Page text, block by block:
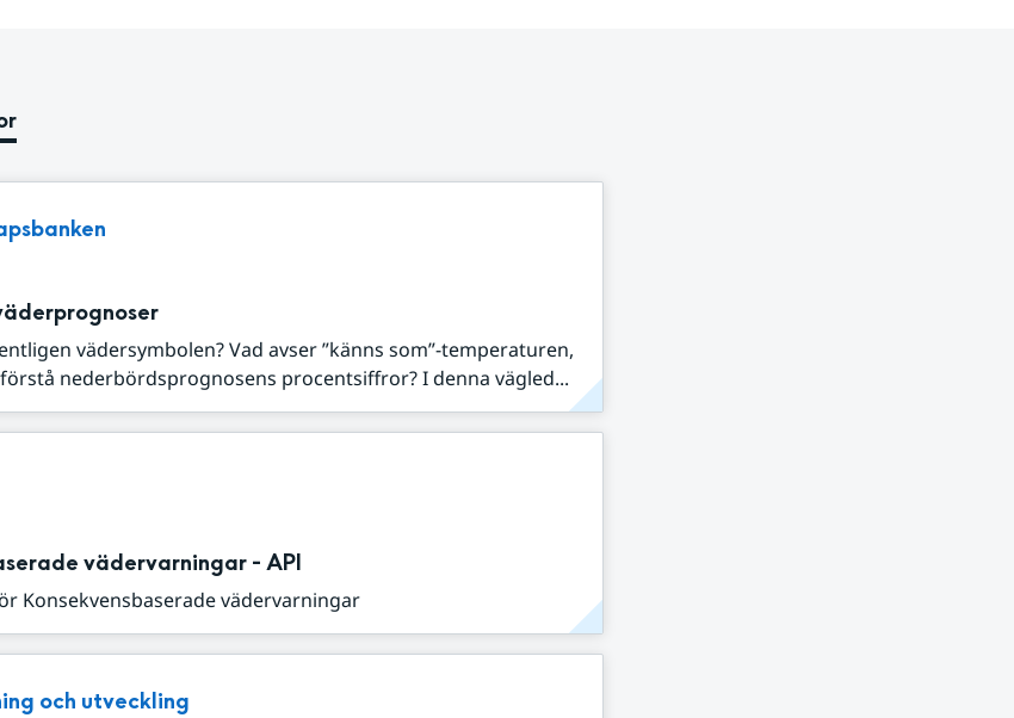
vädersymbolen? Vad avser ”känns som”-temperaturen,
nederbördsprognosens procentsiffror? I denna vägled...
vädervarningar - API
Konsekvensbaserade vädervarningar
och utveckling